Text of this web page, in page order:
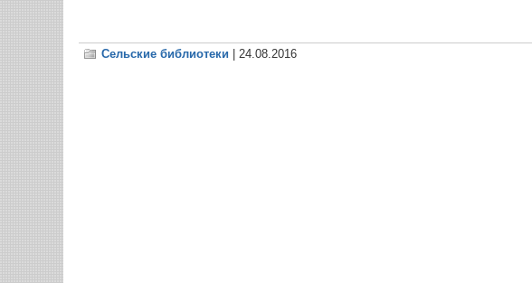
Сельские библиотеки | 24.08.2016